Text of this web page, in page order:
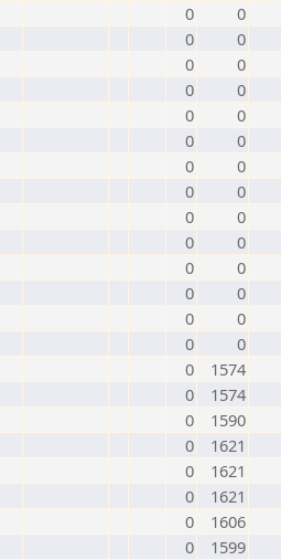
0
0
0
0
0
0
0
0
0
0
0
0
0
0
0
0
0
0
0
0
0
0
0
0
0
0
0
0
0
1574
0
1574
0
1590
0
1621
0
1621
0
1621
0
1606
0
1599